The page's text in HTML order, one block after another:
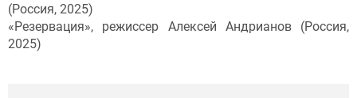
(Россия, 2025)
«Резервация», режиссер Алексей Андрианов (Россия,
2025)